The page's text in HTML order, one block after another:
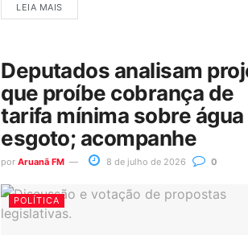
LEIA MAIS
Deputados analisam
que proíbe cobrança de
tarifa mínima sobre água
esgoto; acompanhe
por Aruanã FM 8 de julho de 2026 0
POLÍTICA